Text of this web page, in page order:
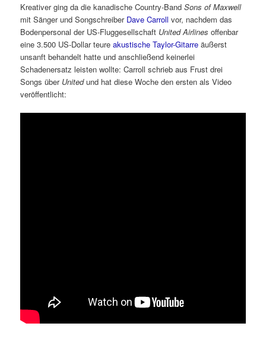
Kreativer ging da die kanadische Country-BandSons of Maxwell
mit Sänger und Songschreiber Dave Carroll vor, nachdem das
Bodenpersonal der US-Fluggesellschaft United Airlines offenbar
eine 3.500 US-Dollar teureakustische Taylor-Gitarre äußerst
unsanft behandelt hatte und anschließend keinerlei
Schadenersatz leisten wollte: Carroll schrieb aus Frust drei
Songs über Unitedund hat diese Woche den ersten als Video
veröffentlicht: